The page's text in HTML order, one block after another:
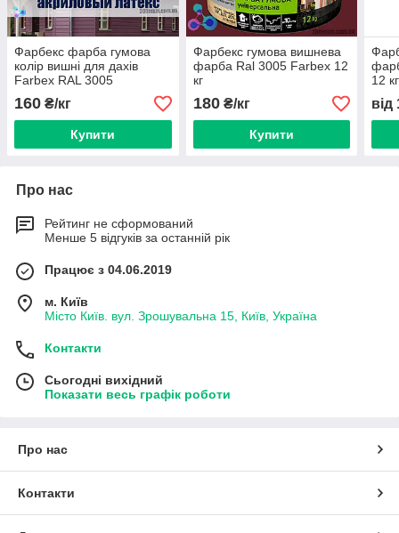
Фарбекс фарба гумова
колір вишні для дахів
Farbex RAL 3005
вишнева 12 кг
160 ₴/кг
Купити
Фарбекс гумова вишнева
фарба Ral 3005 Farbex 12
кг
180₴/кг
Купити
12 кг
від
Про нас
Рейтинг не сформований
Менше 5 відгуків за останній рік
Працює з 04.06.2019
м. Київ
Місто Київ. вул. Зрошувальна 15, Київ, Україна
Контакти
Сьогодні вихідний
Показати весь графік роботи
Про нас
Контакти